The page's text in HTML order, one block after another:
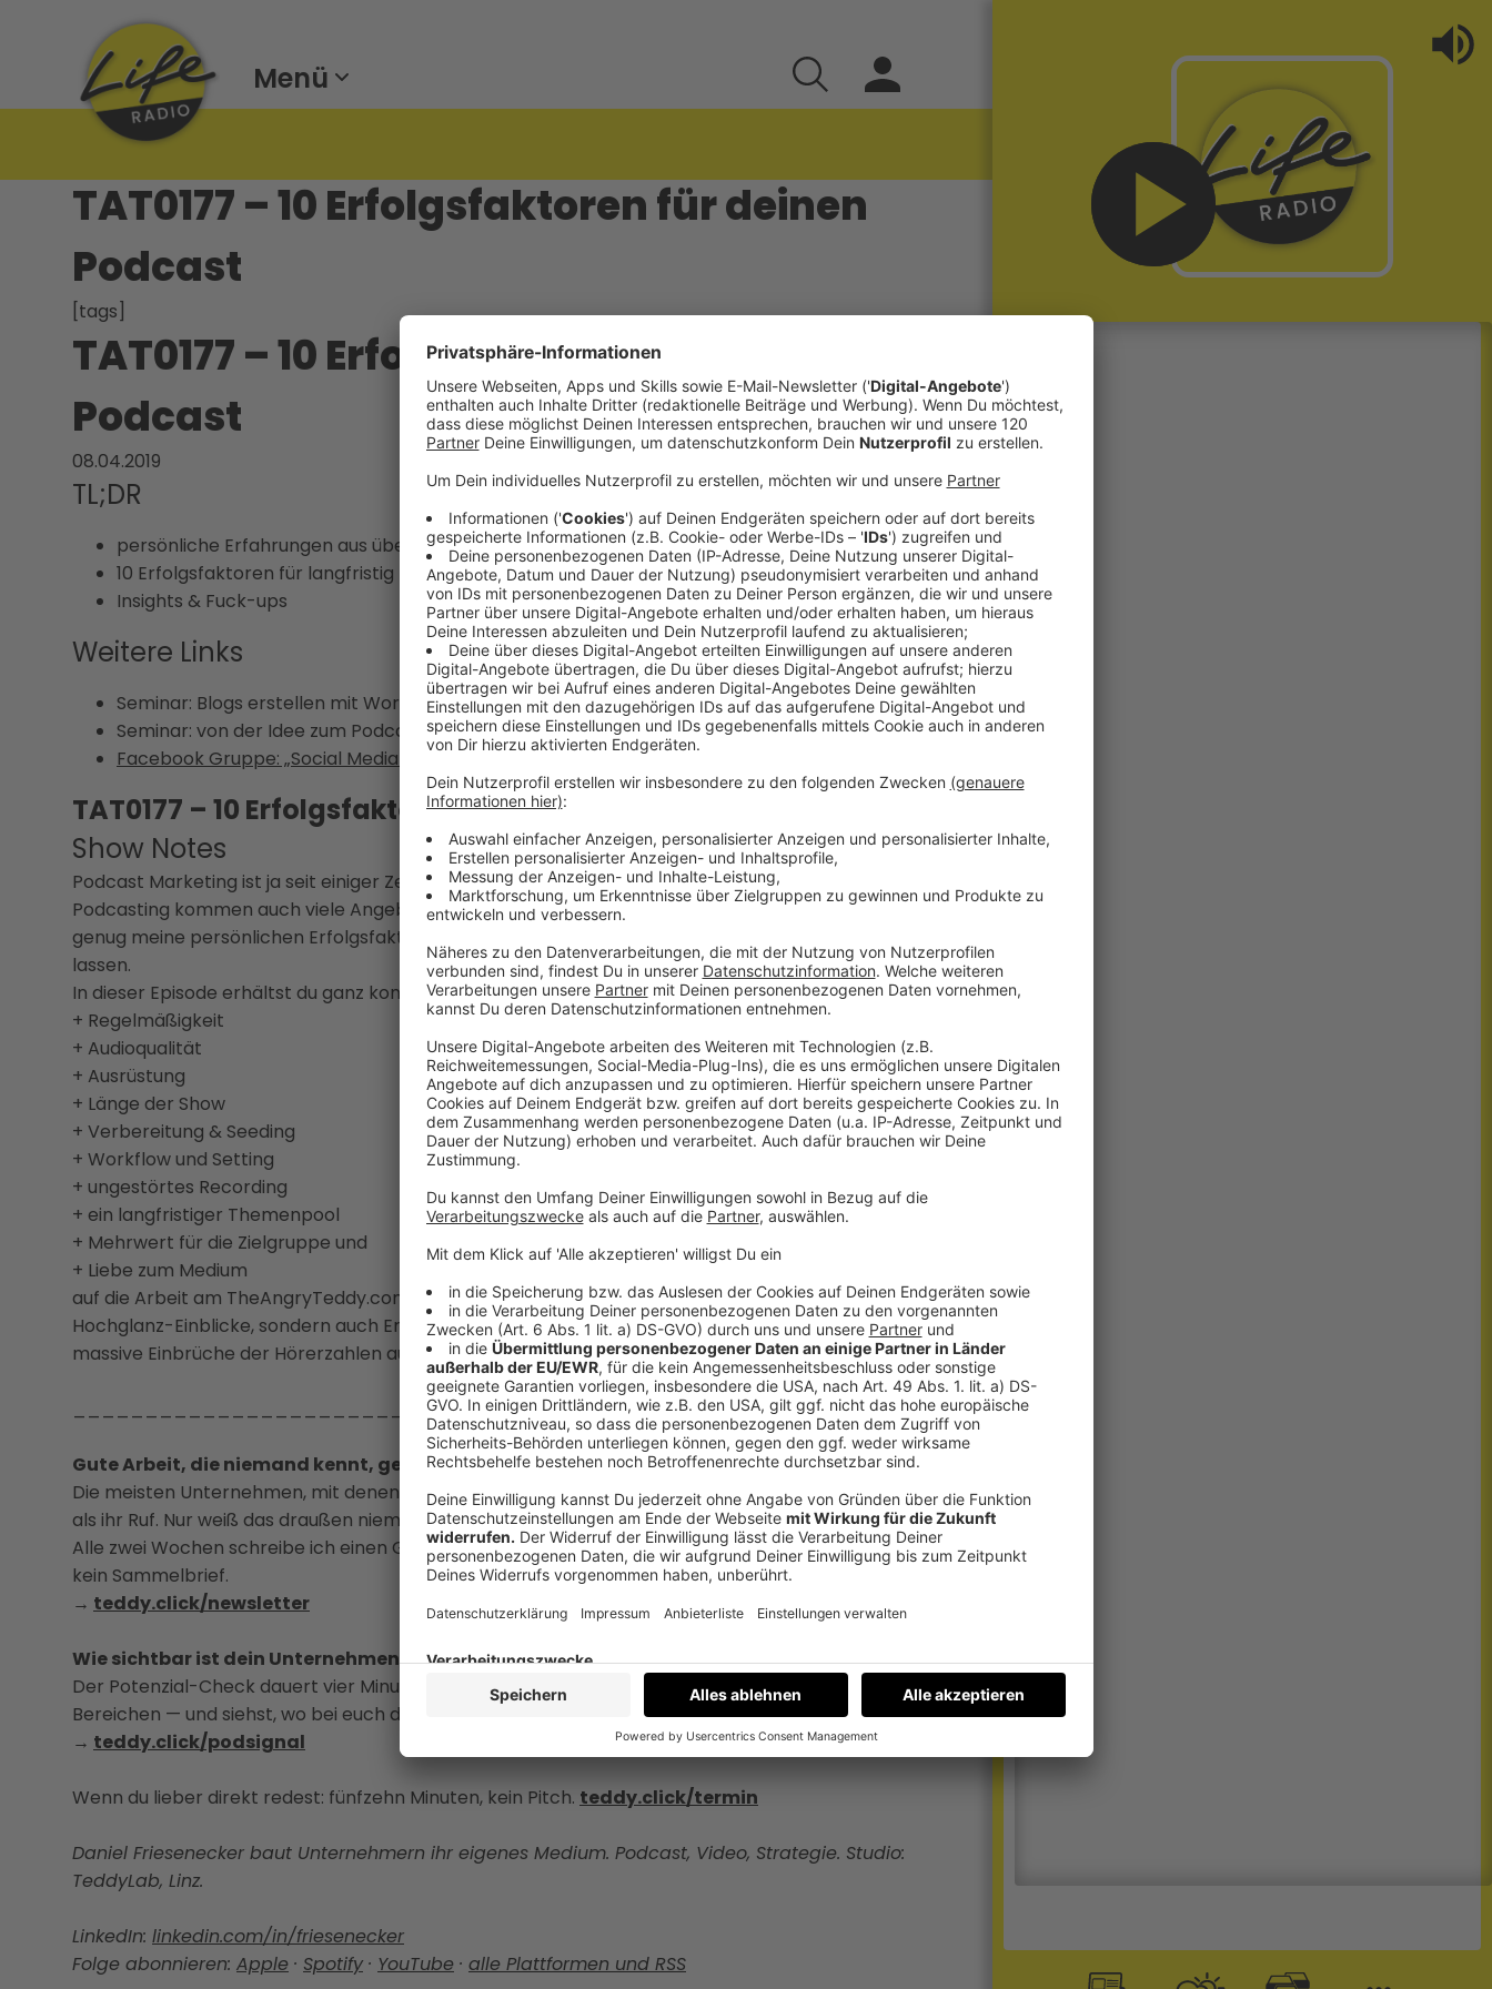
Menü
TAT0177 – 10 Erfolgsfaktoren für deinen
Podcast
[tags]
TAT0177 – 10 Erfolgsfaktoren für deinen
Podcast
08.04.2019
TL;DR
persönliche Erfahrungen aus über 10 Jahren podcasten
10 Erfolgsfaktoren für langfristig betriebene Podcasts
Insights & Fuck-ups
Weitere Links
Seminar: Blogs erstellen mit WordPress
Seminar: von der Idee zum Podcast in zwei Tagen
Facebook Gruppe: „Social Media und Digital Marketing für Umsetzer“
TAT0177 – 10 Erfolgsfaktoren für deinen Podcast
Show Notes
Podcast Marketing ist ja seit einiger Zeit in Mode gekommen. Mit der Goldgräberstimmung im
Podcasting kommen auch viele Angebote, die nach kurzer Zeit wieder verschwinden. Grund
genug meine persönlichen Erfolgsfaktoren zusammengetragen, die mich seit 2011 durchhalten
lassen.
In dieser Episode erhältst du ganz konkrete Einblicke wie sich
+ Regelmäßigkeit
+ Audioqualität
+ Ausrüstung
+ Länge der Show
+ Verbereitung & Seeding
+ Workflow und Setting
+ ungestörtes Recording
+ ein langfristiger Themenpool
+ Mehrwert für die Zielgruppe und
+ Liebe zum Medium
auf die Arbeit am TheAngryTeddy.com Podcast aufwirken. Dabei kriegst du nicht nur die
Hochglanz-Einblicke, sondern auch Erfahrungen darüber, was bei mir in der Vergangenheit auch
massive Einbrüche der Hörerzahlen ausgelöst hat – idealerweise lernst du aus meinen Fehlern.
_________________________________________________
Gute Arbeit, die niemand kennt, gewinnt keinen Markt.
Die meisten Unternehmen, mit denen ich arbeite, haben kein Qualitätsproblem. Sie sind besser
als ihr Ruf. Nur weiß das draußen niemand.
Alle zwei Wochen schreibe ich einen Gedanken darüber, wie sich das ändern lässt. Ein Thema,
kein Sammelbrief.
→ teddy.click/newsletter
Wie sichtbar ist dein Unternehmen wirklich?
Der Potenzial-Check dauert vier Minuten. Danach hast du einen Report mit einer Zahl und fünf
Bereichen — und siehst, wo bei euch draußen nichts ankommt. Kein Verkaufsgespräch.
→ teddy.click/podsignal
Wenn du lieber direkt redest: fünfzehn Minuten, kein Pitch. teddy.click/termin
Daniel Friesenecker baut Unternehmern ihr eigenes Medium. Podcast, Video, Strategie. Studio:
TeddyLab, Linz.
LinkedIn: linkedin.com/in/friesenecker
Folge abonnieren: Apple · Spotify · YouTube · alle Plattformen und RSS